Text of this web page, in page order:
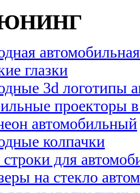
глазки
3d логотипы
проекторы
автомобильный
колпачки
для
на стекло